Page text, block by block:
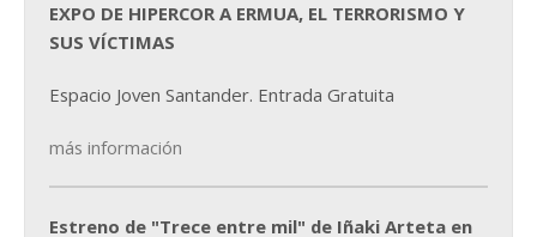
EXPO DE HIPERCOR A ERMUA, EL TERRORISMO Y
SUS VÍCTIMAS
Espacio Joven Santander. Entrada Gratuita
más información
Estreno de "Trece entre mil" de Iñaki Arteta en